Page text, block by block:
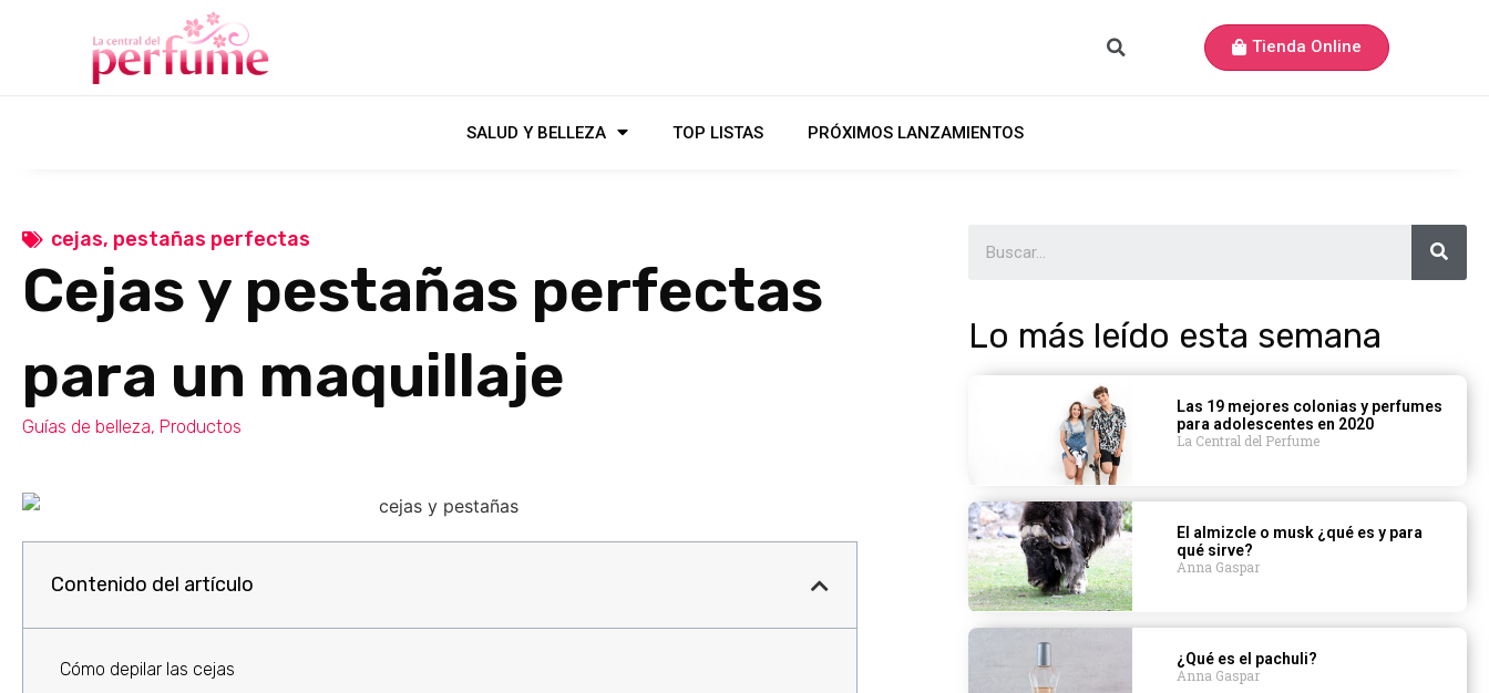
Tienda Online
SALUD Y BELLEZA TOP LISTAS PRÓXIMOS LANZAMIENTOS
cejas, pestañas perfectas
Cejas y pestañas perfectas
para un maquillaje
Guías de belleza, Productos
Contenido del artículo
Cómo depilar las cejas
Lo más leído esta semana
Las 19 mejores colonias y perfumes
para adolescentes en 2020
La Central del Perfume
El almizcle o musk ¿qué es y para
qué sirve?
Anna Gaspar
¿Qué es el pachuli?
Anna Gaspar